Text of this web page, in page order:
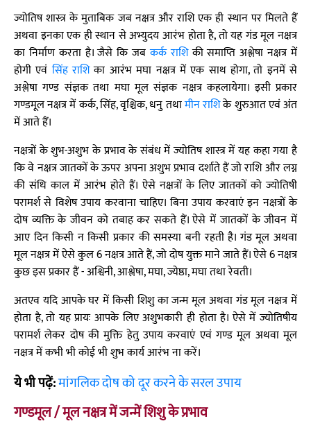
ज्योतिष शास्त्र के मुताबिक जब नक्षत्र और राशि एक ही स्थान पर मिलते हैं
अथवा इनका एक ही स्थान से अभ्युदय आरंभ होता है, तो यह गंड मूल नक्षत्र
का निर्माण करता है। जैसे कि जबकर्क राशिकी समाप्ति अश्लेषा नक्षत्र में
होगी एवंसिंह राशिका आरंभ मघा नक्षत्र में एक साथ होगा, तो इनमें से
अश्लेषा गण्ड संज्ञक तथा मघा मूल संज्ञक नक्षत्र कहलायेगा। इसी प्रकार
गण्डमूल नक्षत्र में कर्क, सिंह, वृश्चिक, धनु तथामीन राशिके शुरुआत एवं अंत
में आते हैं।
नक्षत्रों के शुभ-अशुभ के प्रभाव के संबंध में ज्योतिष शास्त्र में यह कहा गया है
कि वे नक्षत्र जातकों के ऊपर अपना अशुभ प्रभाव दर्शाते हैं जो राशि और लग्न
की संधि काल में आरंभ होते हैं। ऐसे नक्षत्रों के लिए जातकों को ज्योतिषी
परामर्श से विशेष उपाय करवाना चाहिए। बिना उपाय करवाएं इन नक्षत्रों के
दोष व्यक्ति के जीवन को तबाह कर सकते हैं। ऐसे में जातकों के जीवन में
आए दिन किसी न किसी प्रकार की समस्या बनी रहती है। गंड मूल अथवा
मूल नक्षत्र में ऐसे कुल 6 नक्षत्र आते हैं, जो दोष युक्त माने जाते हैं। ऐसे 6 नक्षत्र
कुछ इस प्रकार हैं - अश्विनी, आश्लेषा, मघा, ज्येष्ठा, मघा तथा रेवती।
अतएव यदि आपके घर में किसी शिशु का जन्म मूल अथवा गंड मूल नक्षत्र में
होता है, तो यह प्रायः आपके लिए अशुभकारी ही होता है। ऐसे में ज्योतिषीय
परामर्श लेकर दोष की मुक्ति हेतु उपाय करवाएं एवं गण्ड मूल अथवा मूल
नक्षत्र में कभी भी कोई भी शुभ कार्य आरंभ ना करें।
ये भी पढ़ें:मांगलिक दोष को दूर करने के सरल उपाय
गण्डमूल / मूल नक्षत्र में जन्में शिशु के प्रभाव